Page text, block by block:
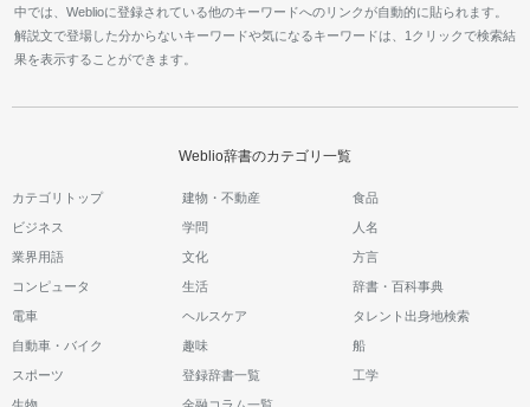
中では、Weblioに登録されている他のキーワードへのリンクが自動的に貼られます。
解説文で登場した分からないキーワードや気になるキーワードは、1クリックで検索結
果を表示することができます。
Weblio辞書のカテゴリ一覧
カテゴリトップ 建物・不動産 食品
ビジネス 学問 人名
業界用語 文化 方言
コンピュータ 生活 辞書・百科事典
電車 ヘルスケア タレント出身地検索
自動車・バイク 趣味 船
スポーツ 登録辞書一覧 工学